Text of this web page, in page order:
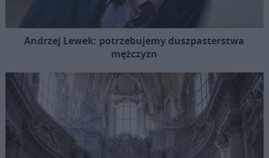
Andrzej Lewek: potrzebujemy duszpasterstwa
mężczyzn